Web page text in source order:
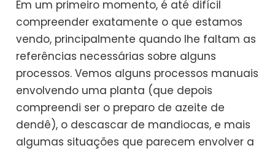
Em um primeiro momento, é até difícil
compreender exatamente o que estamos
vendo, principalmente quando lhe faltam as
referências necessárias sobre alguns
processos. Vemos alguns processos manuais
envolvendo uma planta (que depois
compreendi ser o preparo de azeite de
dendê), o descascar de mandiocas, e mais
algumas situações que parecem envolver a